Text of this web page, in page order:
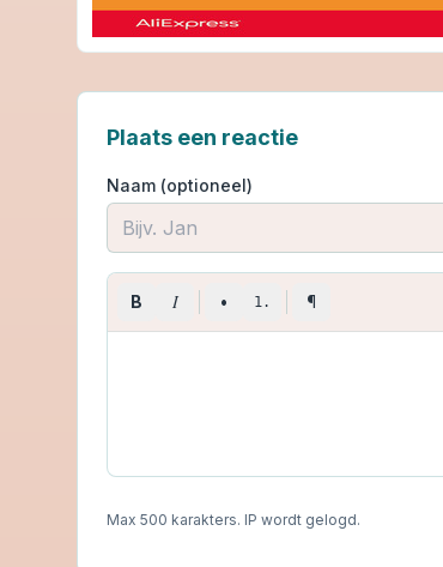
Plaats een reactie
Naam (optioneel)
B I • 1. ¶
Max 500 karakters. IP wordt gelogd.